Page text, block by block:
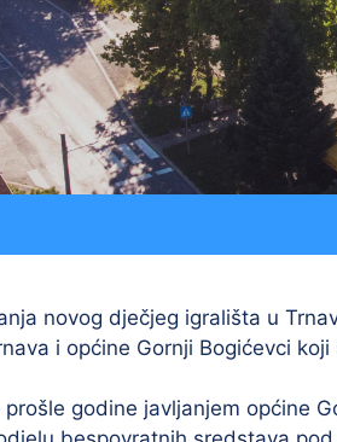
novog dječjeg igrališta u
i općine Gornji Bogićevci
godine javljanjem općine